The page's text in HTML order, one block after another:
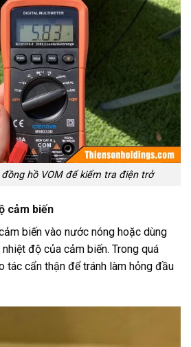
hồ VOM để kiểm tra điện trở
cảm biến
biến vào nước nóng hoặc dùng
độ của cảm biến. Trong quá
tác cẩn thận để tránh làm hỏng đầu